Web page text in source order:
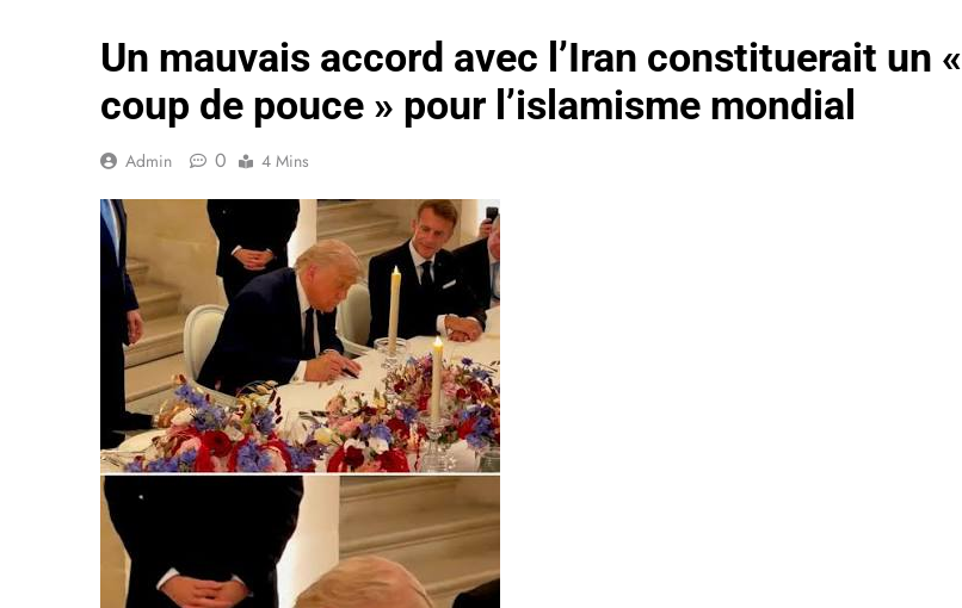
Un mauvais accord avec l’Iran constituerait un «
coup de pouce » pour l’islamisme mondial
Admin 0 4 Mins